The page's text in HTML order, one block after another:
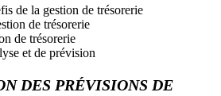
de la gestion de trésorerie
de trésorerie
de trésorerie
et de prévision
DES PRÉVISIONS DE